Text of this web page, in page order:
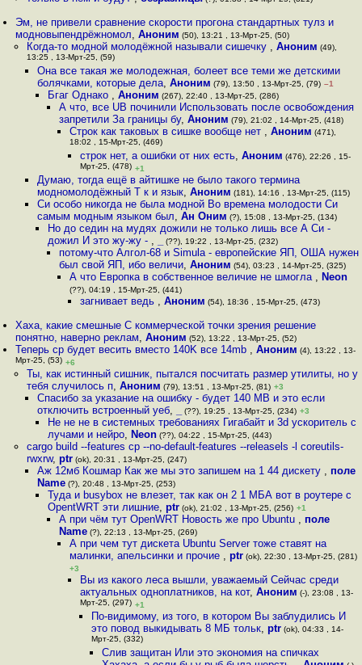
Эм, не привели сравнение скорости прогона стандартных тулз и
модновыпендрёжномол,Аноним (50), 13:21 , 13-Мрт-25, (50)
Когда-то модной молодёжной называли сишечку , Аноним (49),
13:25 , 13-Мрт-25, (59)
Она все такая же молодежная, болеет все теми же детскими
болячками, которые дела, Аноним (79), 13:50 , 13-Мрт-25, (79) –1
Бгаг Однако ,Аноним (267), 22:40 , 13-Мрт-25, (286)
А что, все UB починили Использовать после освобождения
запретили За границы бу, Аноним (79), 21:02 , 14-Мрт-25, (418)
Строк как таковых в сишке вообще нет , Аноним (471),
18:02 , 15-Мрт-25, (469)
строк нет, а ошибки от них есть,Аноним (476), 22:26 , 15-
Мрт-25, (478) +1
Думаю, тогда ещё в айтишке не было такого термина
модномолодёжный Т к и язык, Аноним (181), 14:16 , 13-Мрт-25, (115)
Си особо никогда не была модной Во времена молодости Си
самым модным языком был, Ан Оним (?), 15:08 , 13-Мрт-25, (134)
Но до седин на мудях дожили не только лишь все А Си -
дожил И это жу-жу - , (??), 19:22 , 13-Мрт-25, (232)
потому-что Алгол-68 и Simula - европейские ЯП, ОША нужен
был свой ЯП, ибо величи, Аноним (54), 03:23 , 14-Мрт-25, (325)
А что Европка в собственное величие не шмогла , Neon
(??), 04:19 , 15-Мрт-25, (441)
загнивает ведь ,Аноним (54), 18:36 , 15-Мрт-25, (473)
Хаха, какие смешные С коммерческой точки зрения решение
понятно, наверно реклам,Аноним (52), 13:22 , 13-Мрт-25, (52)
Теперь cp будет весить вместо 140K все 14mb ,Аноним (4), 13:22 , 13-
Мрт-25, (53) +6
Ты, как истинный сишник, пытался посчитать размер утилиты, но у
тебя случилось п, Аноним (79), 13:51 , 13-Мрт-25, (81) +3
Спасибо за указание на ошибку - будет 140 MB и это если
отключить встроенный уеб, (??), 19:25 , 13-Мрт-25, (234) +3
Не не не в системных требованиях Гигабайт и 3d ускоритель с
лучами и нейро, Neon (??), 04:22 , 15-Мрт-25, (443)
cargo build --features cp --no-default-features --releasels -l coreutils-
rwxrw, ptr(ok), 20:31 , 13-Мрт-25, (247)
Аж 12мб Кошмар Как же мы это запишем на 1 44 дискету , поле
Name(?), 20:48 , 13-Мрт-25, (253)
Туда и busybox не влезет, так как он 2 1 МБА вот в роутере c
OpentWRT эти лишние,ptr (ok), 21:02 , 13-Мрт-25, (256) +1
А при чём тут OpenWRT Новость же про Ubuntu , поле
Name(?), 22:13 , 13-Мрт-25, (269)
А при чем тут дискета Ubuntu Server тоже ставят на
малинки, апельсинки и прочие , ptr(ok), 22:30 , 13-Мрт-25, (281)
+3
Вы из какого леса вышли, уважаемый Сейчас среди
актуальных одноплатников, на кот,Аноним (-), 23:08 , 13-
Мрт-25, (297) +1
По-видимому, из того, в котором Вы заблудились И
это повод выкидывать 8 МБ тольк, ptr(ok), 04:33 , 14-
Мрт-25, (332)
Слив защитан Или это экономия на спичках